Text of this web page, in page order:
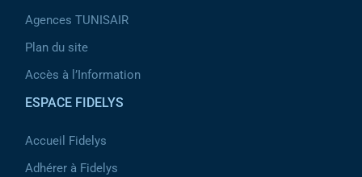
Agences TUNISAIR
Plan du site
Accès à l’Information
ESPACE FIDELYS
Accueil Fidelys
Adhérer à Fidelys